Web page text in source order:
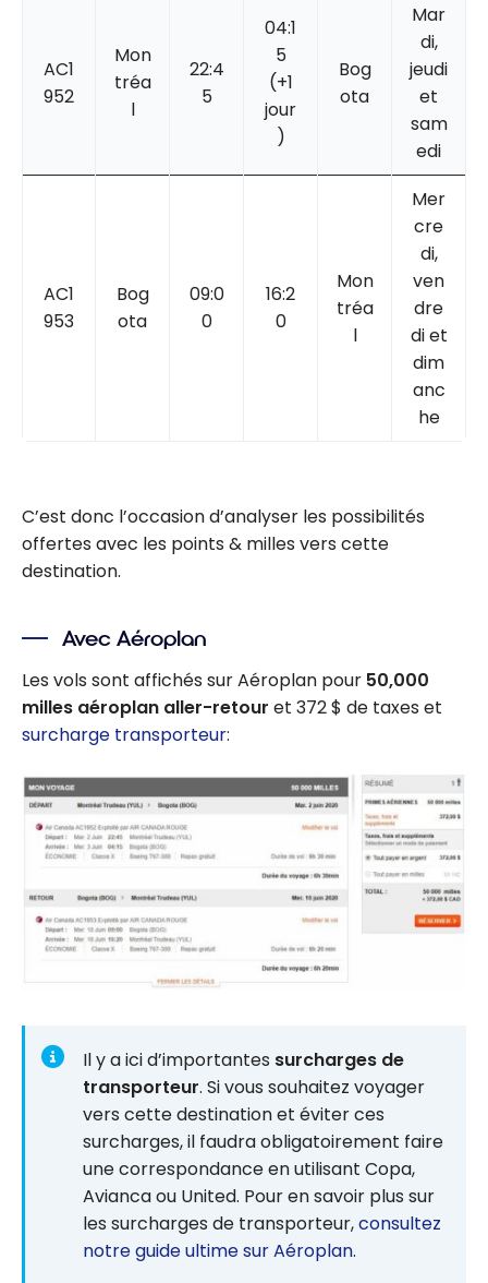
AC1
952
Mon
tréa
l
22:4
5
04:1
5
(+1
jour
)
Bog
ota
Mar
di,
jeudi
et
sam
edi
AC1
953
Bog
ota
09:0
0
16:2
0
Mon
tréa
l
Mer
cre
di,
ven
dre
di et
dim
anc
he
C’est donc l’occasion d’analyser les possibilités
offertes avec les points & milles vers cette
destination.
Avec Aéroplan
Les vols sont affichés sur Aéroplan pour 50,000
milles aéroplan aller-retour et 372 $ de taxes et
surcharge transporteur:
Il y a ici d’importantes surcharges de
transporteur. Si vous souhaitez voyager
vers cette destination et éviter ces
surcharges, il faudra obligatoirement faire
une correspondance en utilisant Copa,
Avianca ou United. Pour en savoir plus sur
les surcharges de transporteur,consultez
notre guide ultime sur Aéroplan.